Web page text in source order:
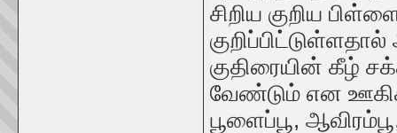
சிறிய குறிய
குதிரையின் கீழ்
வேண்டும் என
பூளைப்பூ,